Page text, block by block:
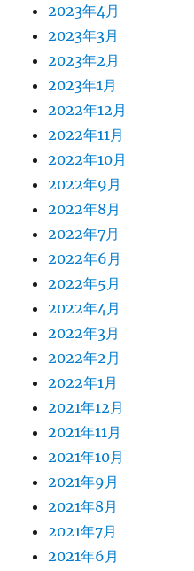
2023年4月
2023年3月
2023年2月
2023年1月
2022年12月
2022年11月
2022年10月
2022年9月
2022年8月
2022年7月
2022年6月
2022年5月
2022年4月
2022年3月
2022年2月
2022年1月
2021年12月
2021年11月
2021年10月
2021年9月
2021年8月
2021年7月
2021年6月